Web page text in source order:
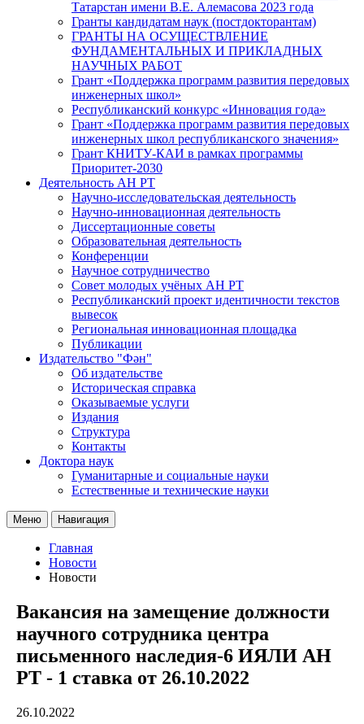
Татарстан имени В.Е. Алемасова 2023 года
Гранты кандидатам наук (постдокторантам)
ГРАНТЫ НА ОСУЩЕСТВЛЕНИЕ
ФУНДАМЕНТАЛЬНЫХ И ПРИКЛАДНЫХ
НАУЧНЫХ РАБОТ
Грант «Поддержка программ развития передовых
инженерных школ»
Республиканский конкурс «Инновация года»
Грант «Поддержка программ развития передовых
инженерных школ республиканского значения»
Грант КНИТУ-КАИ в рамках программы
Приоритет-2030
Деятельность АН РТ
Научно-исследовательская деятельность
Научно-инновационная деятельность
Диссертационные советы
Образовательная деятельность
Конференции
Научное сотрудничество
Совет молодых учёных АН РТ
Республиканский проект идентичности текстов
вывесок
Региональная инновационная площадка
Публикации
Издательство "Фән"
Об издательстве
Историческая справка
Оказываемые услуги
Издания
Структура
Контакты
Доктора наук
Гуманитарные и социальные науки
Естественные и технические науки
Меню Навигация
Главная
Новости
Новости
Вакансия на замещение должности
научного сотрудника центра
письменного наследия-6 ИЯЛИ АН
РТ - 1 ставка от 26.10.2022
26.10.2022